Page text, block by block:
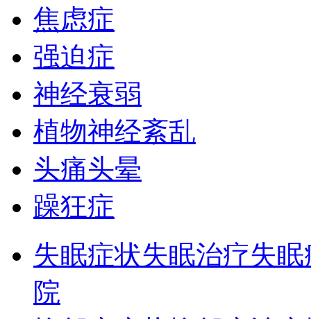
焦虑症
强迫症
神经衰弱
植物神经紊乱
头痛头晕
躁狂症
失眠症状失眠治疗失
院